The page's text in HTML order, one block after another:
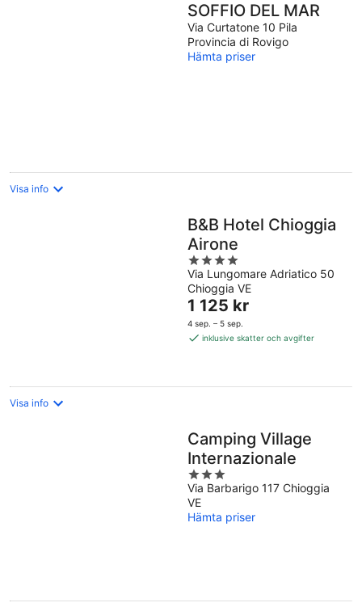
SOFFIO DEL MAR
Via Curtatone 10 Pila
Provincia di Rovigo
Hämta priser
Visa info
B&B Hotel Chioggia
Airone
4
out
of
5
Via Lungomare Adriatico 50
Chioggia VE
Priset
är
1 125 kr
1 125 kr
4 sep. – 5 sep.
inklusive skatter och avgifter
Visa info
Camping Village
Internazionale
3
out
of
5
Via Barbarigo 117 Chioggia
VE
Hämta priser